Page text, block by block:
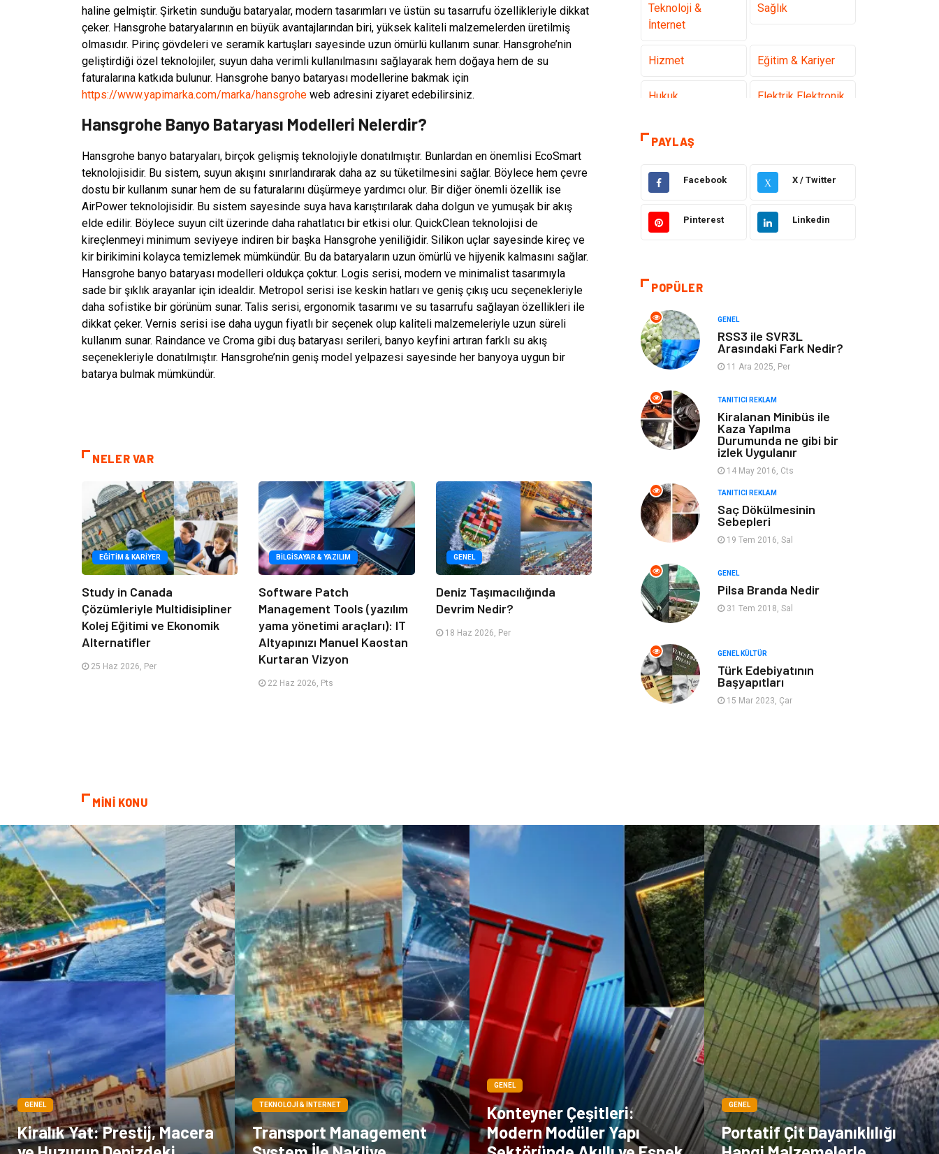
haline gelmiştir. Şirketin sunduğu bataryalar, modern tasarımları ve üstün su tasarrufu özellikleriyle dikkat
çeker. Hansgrohe bataryalarının en büyük avantajlarından biri, yüksek kaliteli malzemelerden üretilmiş
olmasıdır. Pirinç gövdeleri ve seramik kartuşları sayesinde uzun ömürlü kullanım sunar. Hansgrohe’nin
geliştirdiği özel teknolojiler, suyun daha verimli kullanılmasını sağlayarak hem doğaya hem de su
faturalarına katkıda bulunur. Hansgrohe banyo bataryası modellerine bakmak için
https://www.yapimarka.com/marka/hansgrohe web adresini ziyaret edebilirsiniz.
Hansgrohe Banyo Bataryası Modelleri Nelerdir?
Hansgrohe banyo bataryaları, birçok gelişmiş teknolojiyle donatılmıştır. Bunlardan en önemlisi EcoSmart
teknolojisidir. Bu sistem, suyun akışını sınırlandırarak daha az su tüketilmesini sağlar. Böylece hem çevre
dostu bir kullanım sunar hem de su faturalarını düşürmeye yardımcı olur. Bir diğer önemli özellik ise
AirPower teknolojisidir. Bu sistem sayesinde suya hava karıştırılarak daha dolgun ve yumuşak bir akış
elde edilir. Böylece suyun cilt üzerinde daha rahatlatıcı bir etkisi olur. QuickClean teknolojisi de
kireçlenmeyi minimum seviyeye indiren bir başka Hansgrohe yeniliğidir. Silikon uçlar sayesinde kireç ve
kir birikimini kolayca temizlemek mümkündür. Bu da bataryaların uzun ömürlü ve hijyenik kalmasını sağlar.
Hansgrohe banyo bataryası modelleri oldukça çoktur. Logis serisi, modern ve minimalist tasarımıyla
sade bir şıklık arayanlar için idealdir. Metropol serisi ise keskin hatları ve geniş çıkış ucu seçenekleriyle
daha sofistike bir görünüm sunar. Talis serisi, ergonomik tasarımı ve su tasarrufu sağlayan özellikleri ile
dikkat çeker. Vernis serisi ise daha uygun fiyatlı bir seçenek olup kaliteli malzemeleriyle uzun süreli
kullanım sunar. Raindance ve Croma gibi duş bataryası serileri, banyo keyfini artıran farklı su akış
seçenekleriyle donatılmıştır. Hansgrohe’nin geniş model yelpazesi sayesinde her banyoya uygun bir
batarya bulmak mümkündür.
NELER VAR
EĞITIM & KARIYER
Study in Canada
Çözümleriyle Multidisipliner
Kolej Eğitimi ve Ekonomik
Alternatifler
25 Haz 2026, Per
BILGISAYAR & YAZILIM
Software Patch
Management Tools (yazılım
yama yönetimi araçları): IT
Altyapınızı Manuel Kaostan
Kurtaran Vizyon
22 Haz 2026, Pts
GENEL
Deniz Taşımacılığında
Devrim Nedir?
18 Haz 2026, Per
Teknoloji &
İnternet
Sağlık
Hizmet Eğitim & Kariyer
Hukuk Elektrik Elektronik
Güzellik & Bakım
Gayrimenkul
Anne & Çocuk Müzik
Yazılım
Tatil Genel Kültür
Finans & Ekonomi
Ev İşleri Organizasyon
Gençlik & Eğlence Taşımacılık
Sigorta
Mobilya Astroloji
Bebek Giyim ağız ve diş sağlığı
Doğal Enerji
Kaynakları
PAYLAŞ
Facebook X X / Twitter
Pinterest Linkedin
POPÜLER
GENEL
RSS3 ile SVR3L
Arasındaki Fark Nedir?
11 Ara 2025, Per
TANITICI REKLAM
Kiralanan Minibüs ile
Kaza Yapılma
Durumunda ne gibi bir
izlek Uygulanır
14 May 2016, Cts
TANITICI REKLAM
Saç Dökülmesinin
Sebepleri
19 Tem 2016, Sal
GENEL
Pilsa Branda Nedir
31 Tem 2018, Sal
GENEL KÜLTÜR
Türk Edebiyatının
Başyapıtları
15 Mar 2023, Çar
MİNİ KONU
GENEL
Kiralık Yat: Prestij, Macera
TEKNOLOJI & İNTERNET
Transport Management
GENEL
Konteyner Çeşitleri:
Modern Modüler Yapı
GENEL
Portatif Çit Dayanıklılığı